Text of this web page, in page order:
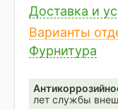
Доставка и
Варианты
Фурнитура
лет службы